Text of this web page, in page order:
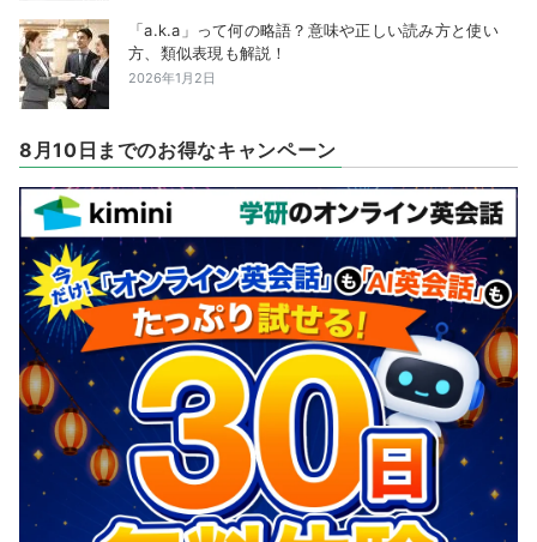
「a.k.a」って何の略語？意味や正しい読み方と使い
方、類似表現も解説！
2026年1月2日
8月10日までのお得なキャンペーン